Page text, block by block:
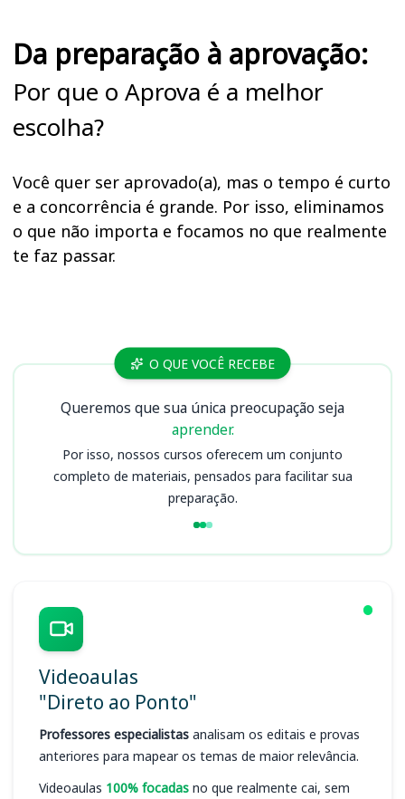
Da preparação à aprovação:
Por que o Aprova é a melhor
escolha?
Você quer ser aprovado(a), mas o tempo é curto
e a concorrência é grande. Por isso, eliminamos
o que não importa e focamos no que realmente
te faz passar.
Cursos O QUE VOCÊ RECEBE
Queremos que sua única preocupação seja
aprender.
Por isso, nossos cursos oferecem um conjunto
completo de materiais, pensados para facilitar sua
preparação.
Videoaulas
"Direto ao Ponto"
Professores especialistas analisam os editais e provas
anteriores para mapear os temas de maior relevância.
Videoaulas 100% focadas no que realmente cai, sem